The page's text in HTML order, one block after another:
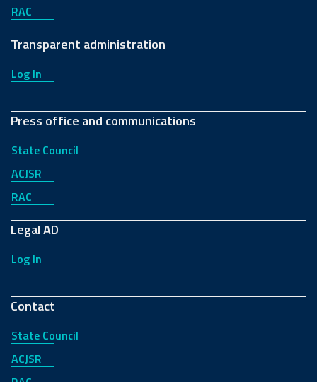
RAC
Transparent administration
Log In
Press office and communications
State Council
ACJSR
RAC
Legal AD
Log In
Contact
State Council
ACJSR